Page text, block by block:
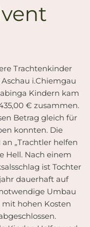
Trachtenkinder
i.Chiemgau
Kindern kam
€ zusammen.
Betrag gleich für
konnten. Die
„Trachtler helfen
Hell. Nach einem
ist Tochter
dauerhaft auf
Umbau
hohen Kosten